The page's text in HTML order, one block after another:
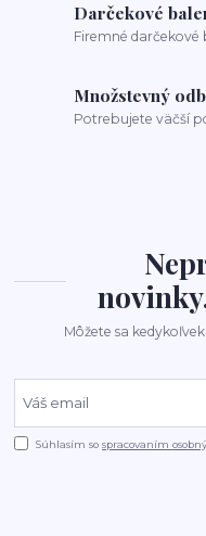
Darčekové
Firemné darčekové
Množstevný
Potrebujete väčší
Môžete sa
Súhlasím sospracovaním